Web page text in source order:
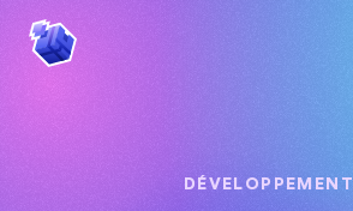
DÉVELOPPEMENT